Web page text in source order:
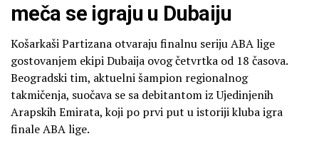
meča se igraju u Dubaiju
Košarkaši Partizana otvaraju finalnu seriju ABA lige
gostovanjem ekipi Dubaija ovog četvrtka od 18 časova.
Beogradski tim, aktuelni šampion regionalnog
takmičenja, suočava se sa debitantom iz Ujedinjenih
Arapskih Emirata, koji po prvi put u istoriji kluba igra
finale ABA lige.